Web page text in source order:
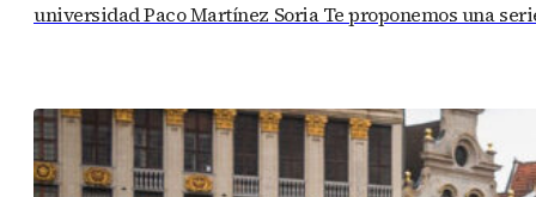
universidad Paco Martínez Soria Te proponemos una